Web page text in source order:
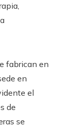
fabrican en
en
el
de
se